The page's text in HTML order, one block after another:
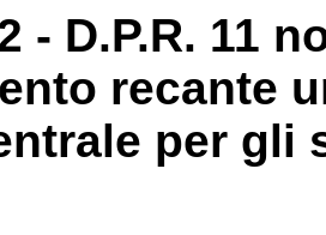
- D.P.R. 11
recante
per